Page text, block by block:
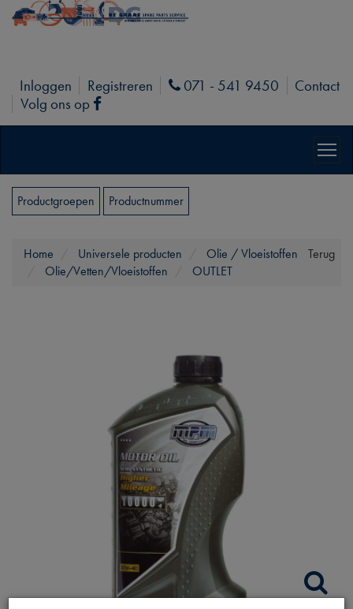
Inloggen Registreren Phone
071 - 541 9450
Contact
Volg ons op
Facebook
Productgroepen Productnummer
Terug
Home Universele producten
Olie / Vloeistoffen
Olie/Vetten/Vloeistoffen
OUTLET